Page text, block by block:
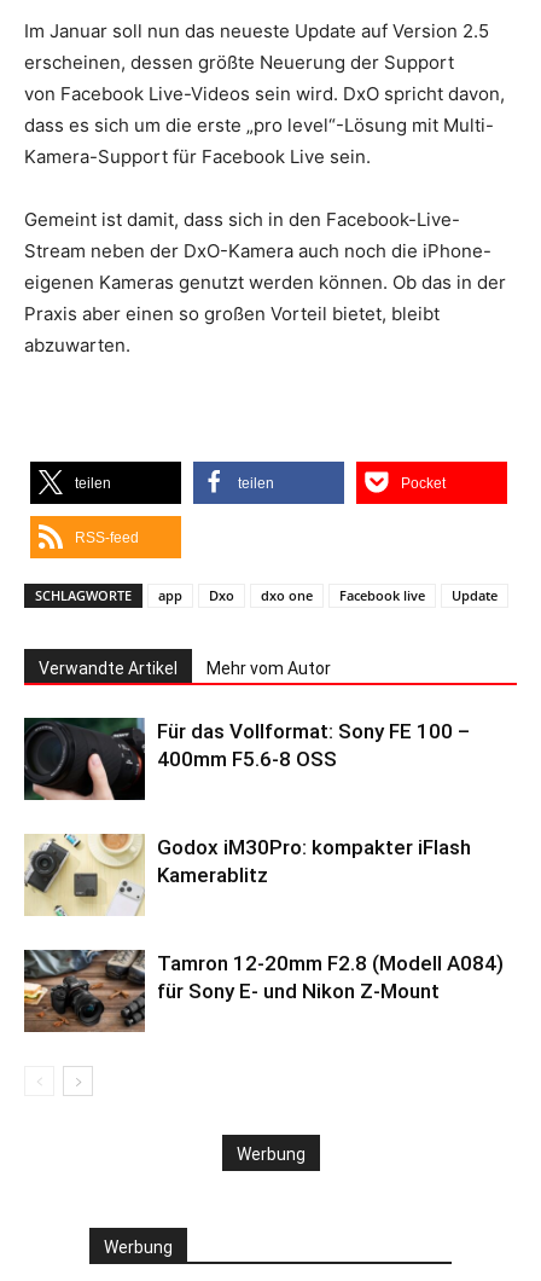
Im Januar soll nun das neueste Update auf Version 2.5
erscheinen, dessen größte Neuerung der Support
von Facebook Live-Videos sein wird. DxO spricht davon,
dass es sich um die erste „pro level“-Lösung mit Multi-
Kamera-Support für Facebook Live sein.
Gemeint ist damit, dass sich in den Facebook-Live-
Stream neben der DxO-Kamera auch noch die iPhone-
eigenen Kameras genutzt werden können. Ob das in der
Praxis aber einen so großen Vorteil bietet, bleibt
abzuwarten.
teilen teilen Pocket
RSS-feed
SCHLAGWORTE app Dxo dxo one Facebook live Update
Verwandte Artikel Mehr vom Autor
Für das Vollformat: Sony FE 100 –
400mm F5.6-8 OSS
Godox iM30Pro: kompakter iFlash
Kamerablitz
Tamron 12-20mm F2.8 (Modell A084)
für Sony E- und Nikon Z-Mount
Werbung
Werbung